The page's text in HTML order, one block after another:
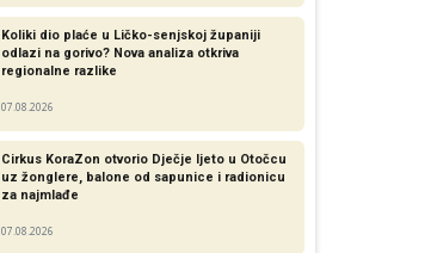
Koliki dio plaće u Ličko-senjskoj županiji
odlazi na gorivo? Nova analiza otkriva
regionalne razlike​
07.08.2026
Cirkus KoraZon otvorio Dječje ljeto u Otočcu
uz žonglere, balone od sapunice i radionicu
za najmlađe
07.08.2026